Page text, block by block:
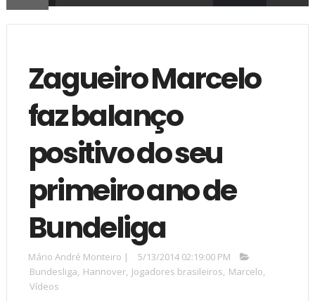
Zagueiro Marcelo
faz balanço
positivo do seu
primeiro ano de
Bundeliga
Mário André Monteiro |
5/13/2014 02:19:00 PM
Bundesliga, Hannover, Jogadores brasileiros, Marcelo,
Vídeos